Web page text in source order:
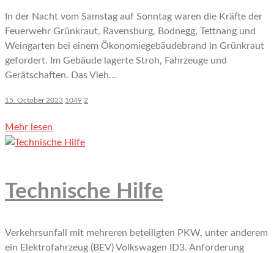
In der Nacht vom Samstag auf Sonntag waren die Kräfte der
Feuerwehr Grünkraut, Ravensburg, Bodnegg, Tettnang und
Weingarten bei einem Ökonomiegebäudebrand in Grünkraut
gefordert. Im Gebäude lagerte Stroh, Fahrzeuge und
Gerätschaften. Das Vieh...
15. October 2023 1049 2
Mehr lesen
Technische Hilfe
Verkehrsunfall mit mehreren beteiligten PKW, unter anderem
ein Elektrofahrzeug (BEV) Volkswagen ID3. Anforderung